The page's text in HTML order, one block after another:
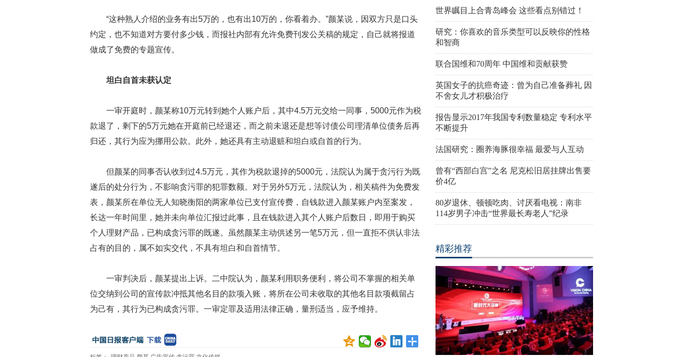
“这种熟人介绍的业务有出5万的，也有出10万的，你看着办。”颜某说，因双方只是口头
约定，也不知道对方要付多少钱，而报社内部有允许免费刊发公关稿的规定，自己就将报道
做成了免费的专题宣传。
坦白自首未获认定
一审开庭时，颜某称10万元转到她个人账户后，其中4.5万元交给一同事，5000元作为税
款退了，剩下的5万元她在开庭前已经退还，而之前未退还是想等讨债公司理清单位债务后再
归还，其行为应为挪用公款。此外，她还具有主动退赃和坦白或自首的行为。
但颜某的同事否认收到过4.5万元，其作为税款退掉的5000元，法院认为属于贪污行为既
遂后的处分行为，不影响贪污罪的犯罪数额。对于另外5万元，法院认为，相关稿件为免费发
表，颜某所在单位无人知晓衡阳的两家单位已支付宣传费，自钱款进入颜某账户内至案发，
长达一年时间里，她并未向单位汇报过此事，且在钱款进入其个人账户后数日，即用于购买
个人理财产品，已构成贪污罪的既遂。虽然颜某主动供述另一笔5万元，但一直拒不供认非法
占有的目的，属不如实交代，不具有坦白和自首情节。
一审判决后，颜某提出上诉。二中院认为，颜某利用职务便利，将公司不掌握的相关单
位交纳到公司的宣传款冲抵其他名目的款项入账，将所在公司未收取的其他名目款项截留占
为己有，其行为已构成贪污罪。一审定罪及适用法律正确，量刑适当，应予维持。
世界瞩目上合青岛峰会 这些看点别错过！
研究：你喜欢的音乐类型可以反映你的性格
和智商
联合国维和70周年 中国维和贡献获赞
英国女子的抗癌奇迹：曾为自己准备葬礼 因
不舍女儿才积极治疗
报告显示2017年我国专利数量稳定 专利水平
不断提升
法国研究：圈养海豚很幸福 最爱与人互动
曾有“西部白宫”之名 尼克松旧居挂牌出售要
价4亿
80岁退休、顿顿吃肉、讨厌看电视：南非
114岁男子冲击“世界最长寿老人”纪录
精彩推荐